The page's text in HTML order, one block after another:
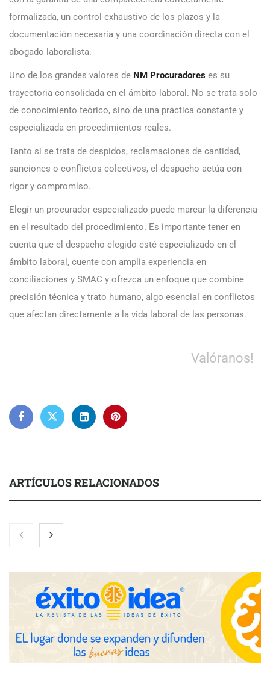
formalizada, un control exhaustivo de los plazos y la
documentación necesaria y una coordinación directa con el
abogado laboralista.
Uno de los grandes valores de NM Procuradores es su
trayectoria consolidada en el ámbito laboral. No se trata solo
de conocimiento teórico, sino de una práctica constante y
especializada en procedimientos reales.
Tanto si se trata de despidos, reclamaciones de cantidad,
sanciones o conflictos colectivos, el despacho actúa con
rigor y compromiso.
Elegir un procurador especializado puede marcar la diferencia
en el resultado del procedimiento. Es importante tener en
cuenta que el despacho elegido esté especializado en el
ámbito laboral, cuente con amplia experiencia en
conciliaciones y SMAC y ofrezca un enfoque que combine
precisión técnica y trato humano, algo esencial en conflictos
que afectan directamente a la vida laboral de las personas.
Valóranos!
ARTÍCULOS RELACIONADOS
La luz roja, el nuevo aftersun, actúa en la recuperación de la piel
después del sol
Eulalia Roig lanza ‘The Journal’, una revista digital mensual de
entrevistas y fotografía editorial